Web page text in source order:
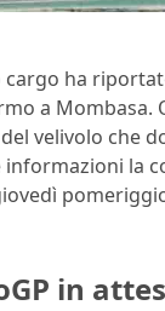
cargo ha
a
velivolo che
informazioni la
in